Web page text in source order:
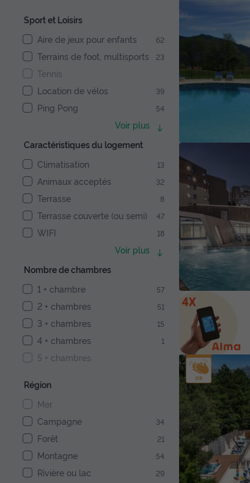
Sport et Loisirs
Aire de jeux pour enfants
62
Terrains de foot, multisports 23
Tennis
Location de vélos
39
Ping Pong 54
Voir plus
Caractéristiques du logement
Climatisation
13
Animaux acceptés 32
Terrasse 8
Terrasse couverte (ou semi) 47
WIFI 18
Voir plus
Nombre de chambres
1 + chambre
57
2 + chambres 51
3 + chambres 15
4 + chambres 1
5 + chambres
Région
Mer
Campagne
34
Forêt 21
Montagne 54
Rivière ou lac 29